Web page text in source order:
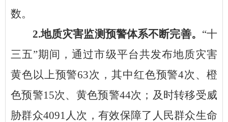
数。
2.地质灾害监测预警体系不断完善。 “十
三五”期间，通过市级平台共发布地质灾害
黄色以上预警63次，其中红色预警4次、橙
色预警15次、黄色预警44次；及时转移受威
胁群众4091人次，有效保障了人民群众生命